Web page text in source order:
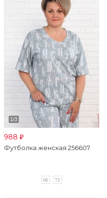
988 ₽
Футболка женская 256607
66 72